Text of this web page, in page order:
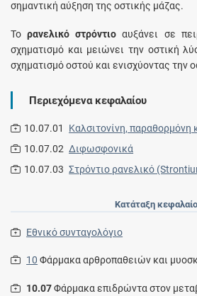
σημαντική αύξηση της οστικής μάζας.
Τορανελικό στρόντιο αυξάνει σε
σχηματισμό και μειώνει την οστική
σχηματισμό οστού και ενισχύοντας την
Περιεχόμενα κεφαλαίου
10.07.01 Καλσιτονίνη, παραθορµόνη
10.07.02Διφωσφονικά
10.07.03Στρόντιο ρανελικό
Κατάταξη
Εθνικό συνταγολόγιο
10 Φάρμακα αρθροπαθειών και
10.07Φάρμακα επιδρώντα στον